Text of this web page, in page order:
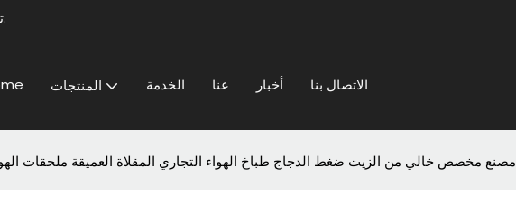
تتيح لك مطبخًا أكثر ذكاءً، وتجعل حياتك أسهل.
المنتجات الخدمة عنا أخبار الاتصال بنا
مصنع مخصص خالي من الزيت ضغط الدجاج طباخ الهواء التجاري المقلاة العميقة ملحقات الهواء